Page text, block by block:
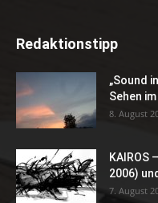
Redaktionstipp
„Sound
Sehen
8. August
KAIROS
2006)
7. August